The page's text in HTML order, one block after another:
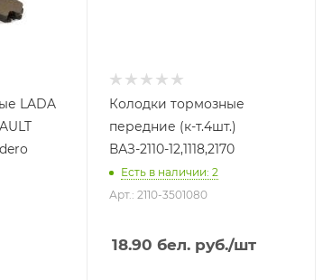
LADA
Колодки тормозные
передние (к-т.4шт.)
ВАЗ-2110-12,1118,2170
Есть в наличии: 2
Арт.: 2110-3501080
18.90 бел. руб./шт